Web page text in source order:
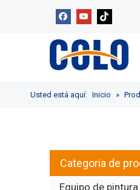
Usted está aquí: Inicio »
Categoria de